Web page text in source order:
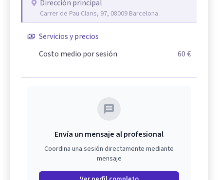
Dirección principal
Carrer de Pau Claris, 97, 08009 Barcelona
Servicios y precios
Costo medio por sesión
60 €
Envía un mensaje al profesional
Coordina una sesión directamente mediante
mensaje